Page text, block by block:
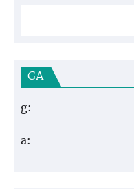
GA
g:
a: